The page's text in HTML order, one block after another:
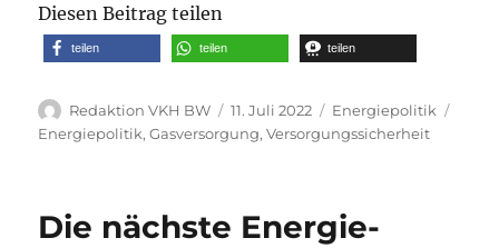
Diesen Beitrag teilen
teilen teilen teilen
Autor
Redaktion VKH BW
Veröffentlicht
am
11. Juli 2022 Kategorien
Energiepolitik
Energiepolitik,Gasversorgung,Versorgungssicherheit
Die nächste Energie-